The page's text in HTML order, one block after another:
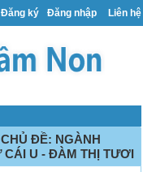
Đăng ký Đăng nhập Liên hệ
ĐỀ: NGÀNH
U - ĐÀM THỊ TƯƠI